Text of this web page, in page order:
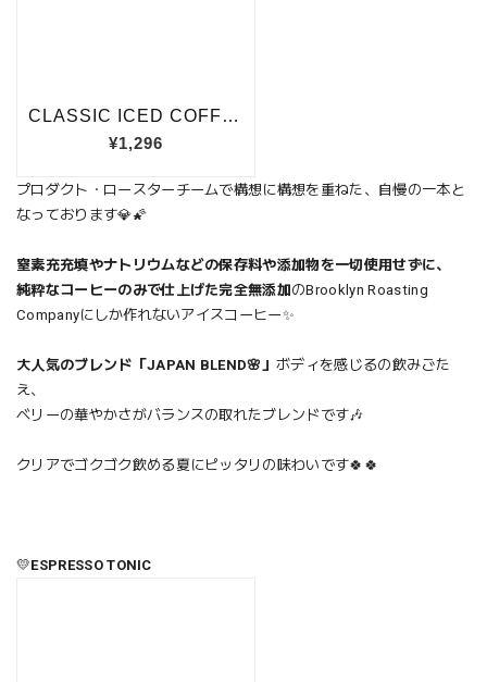
プロダクト・ロースターチームで構想に構想を重ねた、自慢の一本と
なっております💎🌠
窒素充充填やナトリウムなどの保存料や添加物を一切使用せずに、
純粋なコーヒーのみで仕上げた完全無添加のBrooklyn Roasting
Companyにしか作れないアイスコーヒー✨
大人気のブレンド「JAPAN BLEND🌸」ボディを感じるの飲みごた
え、
ベリーの華やかさがバランスの取れたブレンドです🎶
クリアでゴクゴク飲める夏にピッタリの味わいです🍀🍀
💛ESPRESSO TONIC